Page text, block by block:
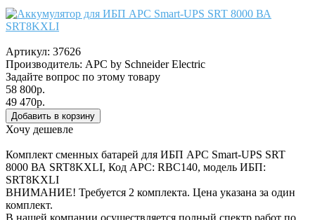
Артикул: 37626
Производитель: APC by Schneider Electric
Задайте вопрос по этому товару
58 800р.
49 470р.
Хочу дешевле
Комплект сменных батарей для ИБП APC Smart-UPS SRT
8000 ВА SRT8KXLI, Код APC: RBC140, модель ИБП:
SRT8KXLI
ВНИМАНИЕ! Требуется 2 комплекта. Цена указана за один
комплект.
В нашей компании осуществляется полный спектр работ по